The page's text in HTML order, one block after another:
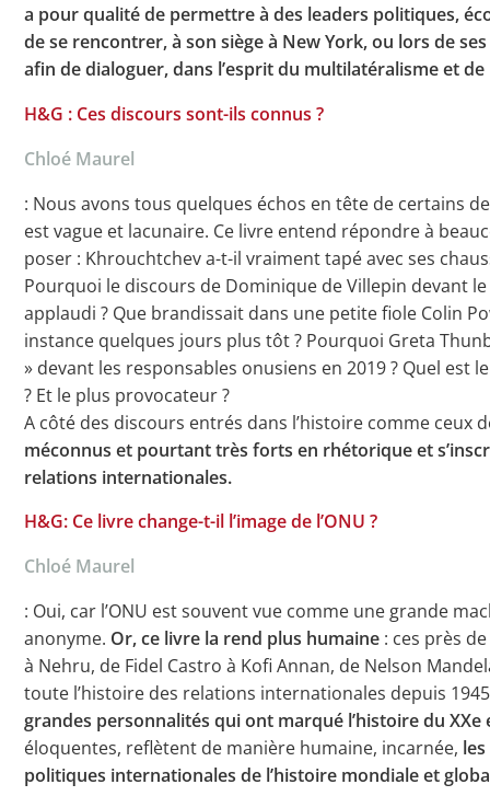
a pour qualité de permettre à des leaders politiques,
de se rencontrer, à son siège à New York, ou lors de
afin de dialoguer, dans l’esprit du multilatéralisme et
H&G : Ces discours sont-ils connus ?
Chloé Maurel
: Nous avons tous quelques échos en tête de certains
est vague et lacunaire. Ce livre entend répondre à
poser : Khrouchtchev a-t-il vraiment tapé avec ses
Pourquoi le discours de Dominique de Villepin devant
applaudi ? Que brandissait dans une petite fiole Colin
instance quelques jours plus tôt ? Pourquoi Greta
» devant les responsables onusiens en 2019 ? Quel est
? Et le plus provocateur ?
A côté des discours entrés dans l’histoire comme ceux
méconnus et pourtant très forts en rhétorique et
relations internationales.
H&G: Ce livre change-t-il l’image de l’ONU ?
Chloé Maurel
: Oui, car l’ONU est souvent vue comme une grande
anonyme. Or, ce livre la rend plus humaine : ces près
à Nehru, de Fidel Castro à Kofi Annan, de Nelson
toute l’histoire des relations internationales depuis
grandes personnalités qui ont marqué l’histoire du XXe
éloquentes, reflètent de manière humaine, incarnée,
politiques internationales de l’histoire mondiale et